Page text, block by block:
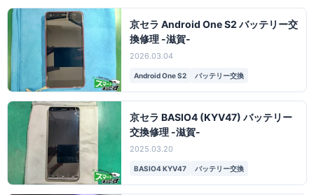
京セラ Android One S2 バッテリー交
換修理 -滋賀-
2026.03.04
Android One S2 バッテリー交換
京セラ BASIO4 (KYV47) バッテリー
交換修理 -滋賀-
2025.03.20
BASIO4 KYV47 バッテリー交換